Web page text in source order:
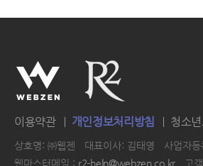
이용약관 개인정보처리방침 청소
상호명: ㈜웹젠 대표이사: 김태영 사업자
웹마스터메일 : r2-help@webzen.co.kr 고